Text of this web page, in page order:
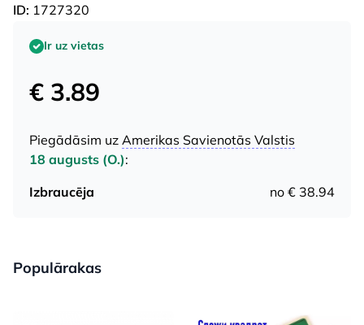
ID: 1727320
Ir uz vietas
€ 3.89
Piegādāsim uz Amerikas Savienotās Valstis
18 augusts (O.):
Izbraucēja
no € 38.94
Populārakas